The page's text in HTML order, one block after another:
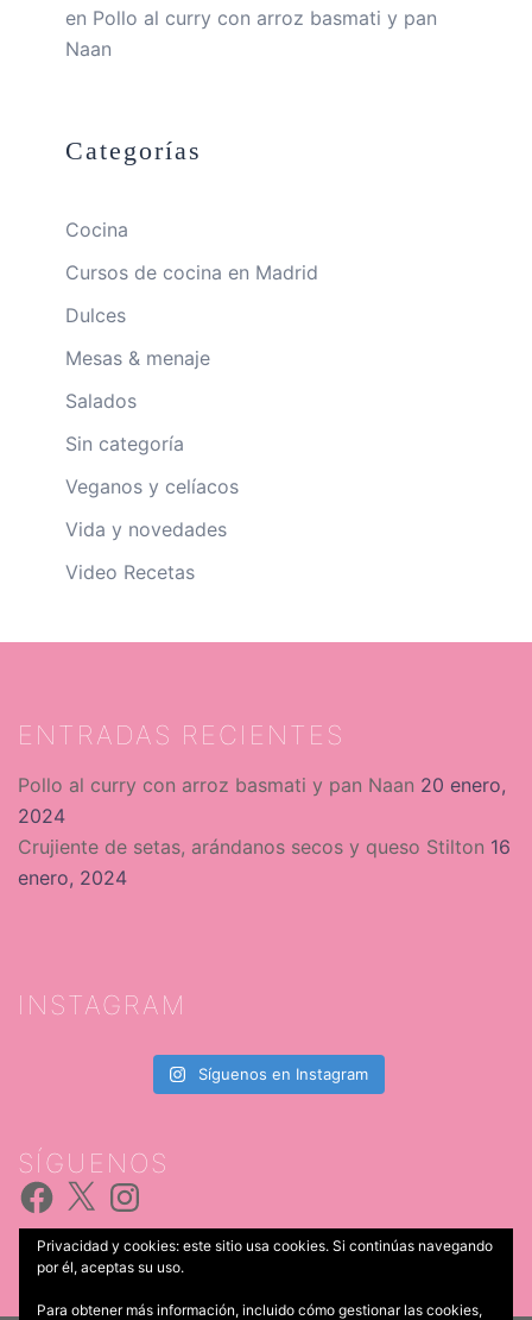
en Pollo al curry con arroz basmati y pan
Naan
Categorías
Cocina
Cursos de cocina en Madrid
Dulces
Mesas & menaje
Salados
Sin categoría
Veganos y celíacos
Vida y novedades
Video Recetas
ENTRADAS RECIENTES
Pollo al curry con arroz basmati y pan Naan 20 enero,
2024
Crujiente de setas, arándanos secos y queso Stilton 16
enero, 2024
INSTAGRAM
Síguenos en Instagram
SÍGUENOS
Facebook
X Instagram
Privacidad y cookies: este sitio usa cookies. Si continúas navegando
por él, aceptas su uso.
Para obtener más información, incluido cómo gestionar las cookies,